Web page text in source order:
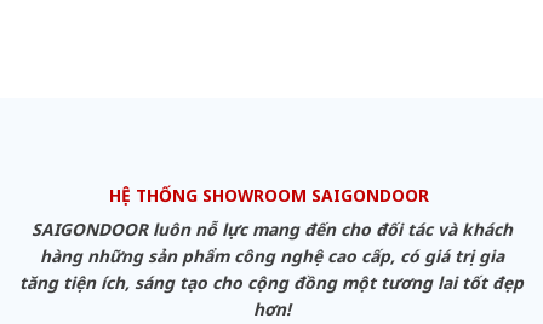
HỆ THỐNG SHOWROOM SAIGONDOOR
SAIGONDOOR luôn nỗ lực mang đến cho đối tác và khách
hàng những sản phẩm công nghệ cao cấp, có giá trị gia
tăng tiện ích, sáng tạo cho cộng đồng một tương lai tốt đẹp
hơn!